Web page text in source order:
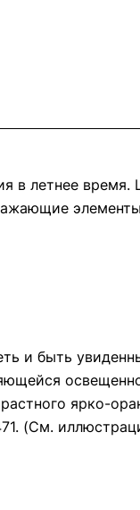
в летнее
и быть
ярко-
(См.